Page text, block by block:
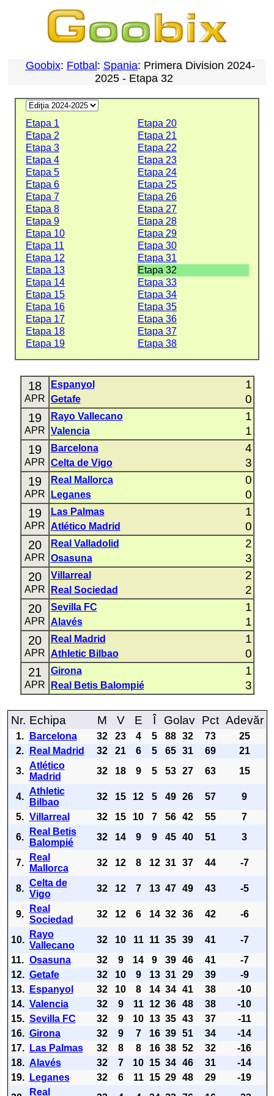
Goobix: Fotbal : Spania: Primera Division 2024-
2025 - Etapa 32
Etapa 1
Etapa 20
Etapa 2
Etapa 21
Etapa 3
Etapa 22
Etapa 4
Etapa 23
Etapa 5
Etapa 24
Etapa 6
Etapa 25
Etapa 7
Etapa 26
Etapa 8
Etapa 27
Etapa 9
Etapa 28
Etapa 10
Etapa 29
Etapa 11
Etapa 30
Etapa 12
Etapa 31
Etapa 13
Etapa 32
Etapa 14
Etapa 33
Etapa 15
Etapa 34
Etapa 16
Etapa 35
Etapa 17
Etapa 36
Etapa 18
Etapa 37
Etapa 19
Etapa 38
18
APR
Espanyol 1
Getafe 0
19
APR
Rayo Vallecano 1
Valencia 1
19
APR
Barcelona 4
Celta de Vigo 3
19
APR
Real Mallorca 0
Leganes 0
19
APR
Las Palmas 1
Atlético Madrid 0
20
APR
Real Valladolid 2
Osasuna 3
20
APR
Villarreal 2
Real Sociedad 2
20
APR
Sevilla FC 1
Alavés 1
20
APR
Real Madrid 1
Athletic Bilbao 0
21
APR
Girona 1
Real Betis Balompié 3
Nr. Echipa M V E Î Golav Pct Adevăr
1. Barcelona 32 23 4 5 88 32 73
25
2.
Real Madrid 32 21 6 5 65 31 69
21
3.
Atlético
Madrid
32 18 9 5 53 27 63 15
4.
Athletic
Bilbao
32 15 12 5 49 26 57
9
5. Villarreal 32 15 10 7 56 42 55
7
6.
Real Betis
Balompié
32 14 9 9 45 40 51 3
7.
Real
Mallorca
32 12 8 12 31 37 44 -7
8.
Celta de
Vigo
32 12 7 13 47 49 43 -5
9.
Real
Sociedad
32 12 6 14 32 36 42 -6
10.
Rayo
Vallecano
32 10 11 11 35 39 41
-7
11. Osasuna 32 9 14 9 39 46 41
-7
12. Getafe 32 10 9 13 31 29 39
-9
13.
Espanyol 32 10 8 14 34 41 38
-10
14. Valencia 32 9 11 12 36 48 38
-10
15. Sevilla FC 32 9 10 13 35 43 37
-11
16. Girona 32 9 7 16 39 51 34
-14
17.
Las Palmas 32 8 8 16 38 52 32
-16
18. Alavés 32 7 10 15 34 46 31
-14
19.
Leganes 32 6 11 15 29 48 29
-19
Real